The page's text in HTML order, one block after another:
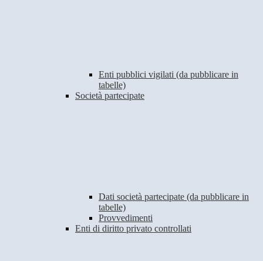
Enti pubblici vigilati (da pubblicare in
tabelle)
Società partecipate
Dati società partecipate (da pubblicare in
tabelle)
Provvedimenti
Enti di diritto privato controllati